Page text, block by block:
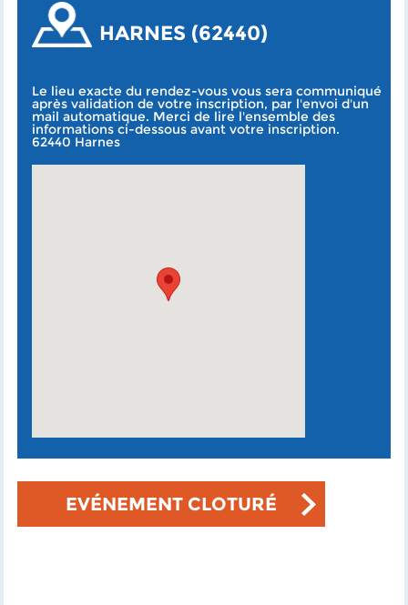
HARNES (62440)
Le lieu exacte du rendez-vous vous sera communiqué
après validation de votre inscription, par l'envoi d'un
mail automatique. Merci de lire l'ensemble des
informations ci-dessous avant votre inscription.
62440 Harnes
EVÉNEMENT CLOTURÉ